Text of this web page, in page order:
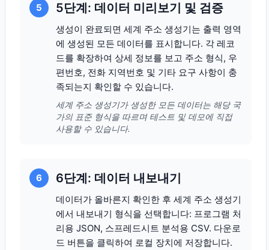
5 5단계: 데이터 미리보기 및 검증
생성이 완료되면 세계 주소 생성기는 출력 영역
에 생성된 모든 데이터를 표시합니다. 각 레코
드를 확장하여 상세 정보를 보고 주소 형식, 우
편번호, 전화 지역번호 및 기타 요구 사항이 충
족되는지 확인할 수 있습니다.
세계 주소 생성기가 생성한 모든 데이터는 해당 국
가의 표준 형식을 따르며 테스트 및 데모에 직접
사용할 수 있습니다.
6 6단계: 데이터 내보내기
데이터가 올바른지 확인한 후 세계 주소 생성기
에서 내보내기 형식을 선택합니다: 프로그램 처
리용 JSON, 스프레드시트 분석용 CSV. 다운로
드 버튼을 클릭하여 로컬 장치에 저장합니다.